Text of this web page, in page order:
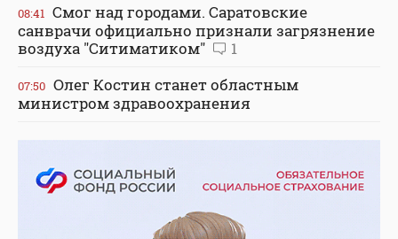
08:41 Смог над городами. Саратовские
санврачи официально признали загрязнение
воздуха "Ситиматиком"
1
07:50 Олег Костин станет областным
министром здравоохранения